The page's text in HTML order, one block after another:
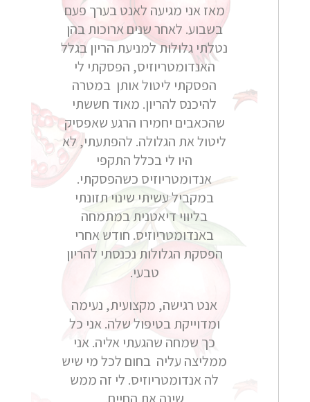
מאז אני מגיעה לאנט בערך פעם
בשבוע. לאחר שנים ארוכות בהן
נטלתי גלולות למניעת הריון בגלל
האנדומטריוזיס, הפסקתי לי
הפסקתי ליטול אותן במטרה
להיכנס להריון. מאוד חששתי
שהכאבים יחמירו הרגע שאפסיק
ליטול את הגלולה. להפתעתי, לא
היו לי בכלל התקפי
אנדומטריוזיס כשהפסקתי.
במקביל עשיתי שינוי תזונתי
בליווי דיאטנית במתמחה
באנדומטריוזיס. חודש אחרי
הפסקת הגלולות נכנסתי להריון
טבעי.
אנט רגישה, מקצועית, נעימה
ומדוייקת בטיפול שלה. אני כל
כך שמחה שהגעתי אליה. אני
ממליצה עליה בחום לכל מי שיש
לה אנדומטריוזיס. לי זה ממש